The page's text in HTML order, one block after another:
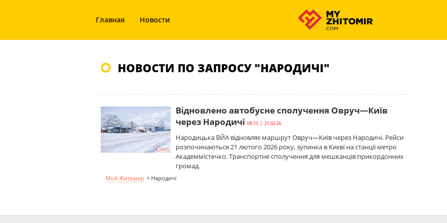
Главная Новости
НОВОСТИ ПО ЗАПРОСУ "НАРОДИЧІ"
Відновлено автобусне сполучення Овруч—Київ
через Народичі 08:10 | 21.02.26
Народицька ВЙА відновляє маршрут Овруч—Київ через Народичі. Рейси
розпочинаються 21 лютого 2026 року, зупинка в Києві на станції метро
Академмістечко. Транспортне сполучення для мешканців прикордонних
громад.
Мой Житомир > Народичі